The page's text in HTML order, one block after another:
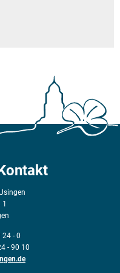
24 - 0
- 90 10